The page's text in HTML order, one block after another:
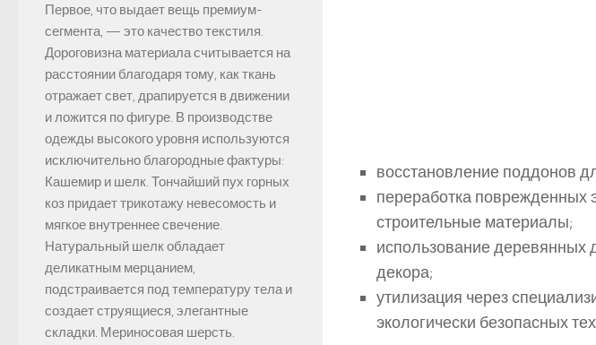
восстановление поддонов
переработка поврежденных
строительные материалы;
использование деревянных
декора;
утилизация через
экологически безопасных
Первое, что выдает вещь премиум-
сегмента, — это качество текстиля.
Дороговизна материала считывается на
расстоянии благодаря тому, как ткань
отражает свет, драпируется в движении
и ложится по фигуре. В производстве
одежды высокого уровня используются
исключительно благородные фактуры:
Кашемир и шелк. Тончайший пух горных
коз придает трикотажу невесомость и
мягкое внутреннее свечение.
Натуральный шелк обладает
деликатным мерцанием,
подстраивается под температуру тела и
создает струящиеся, элегантные
складки. Мериносовая шерсть.